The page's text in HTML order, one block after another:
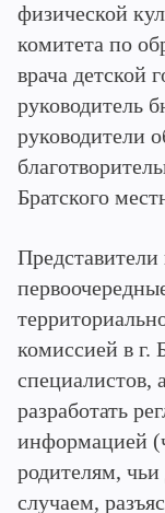
физической
комитета по
врача детской
руководители
Братского
Представители
комиссией в г.
специалистов,
разработать
информацией
родителям,
случаем,